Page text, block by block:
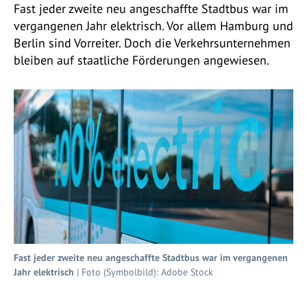
Fast jeder zweite neu angeschaffte Stadtbus war im
vergangenen Jahr elektrisch. Vor allem Hamburg und
Berlin sind Vorreiter. Doch die Verkehrsunternehmen
bleiben auf staatliche Förderungen angewiesen.
Fast jeder zweite neu angeschaffte Stadtbus war im vergangenen
Jahr elektrisch | Foto (Symbolbild): Adobe Stock